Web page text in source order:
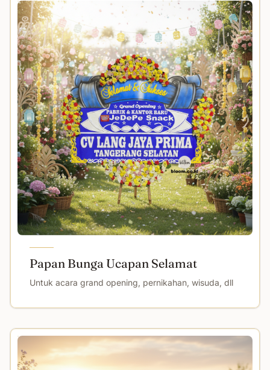
Papan Bunga Ucapan Selamat
Untuk acara grand opening, pernikahan, wisuda, dll